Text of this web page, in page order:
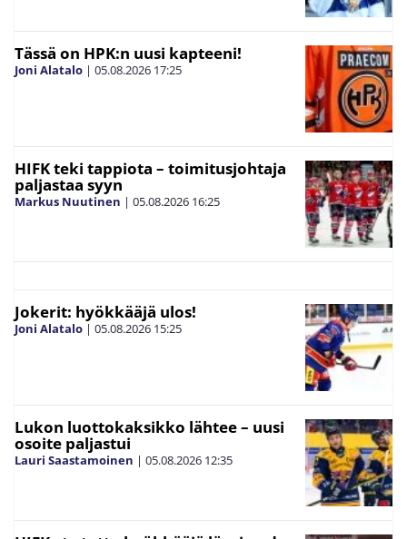
Tässä on HPK:n uusi kapteeni!
Joni Alatalo | 05.08.2026 17:25
HIFK teki tappiota – toimitusjohtaja
paljastaa syyn
Markus Nuutinen | 05.08.2026 16:25
Jokerit: hyökkääjä ulos!
Joni Alatalo | 05.08.2026 15:25
Lukon luottokaksikko lähtee – uusi
osoite paljastui
Lauri Saastamoinen | 05.08.2026 12:35